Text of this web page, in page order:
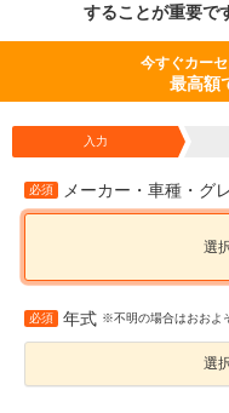
することが重要で
今すぐカー
最高額
入力
必須 メーカー・車種・グ
選
必須 年式 ※不明の場合はおおよ
選